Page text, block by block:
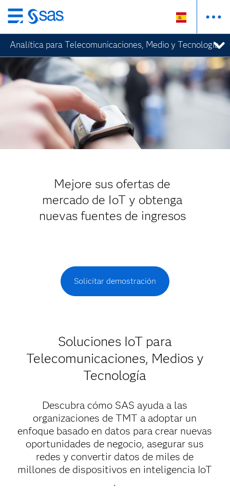
Ir
al
contenido
principal
Analítica para Telecomunicaciones, Medio y Tecnología
Mejore sus ofertas de
mercado de IoT y obtenga
nuevas fuentes de ingresos
Solicitar demostración
Soluciones IoT para
Telecomunicaciones, Medios y
Tecnología
Descubra cómo SAS ayuda a las
organizaciones de TMT a adoptar un
enfoque basado en datos para crear nuevas
oportunidades de negocio, asegurar sus
redes y convertir datos de miles de
millones de dispositivos en inteligencia IoT
.